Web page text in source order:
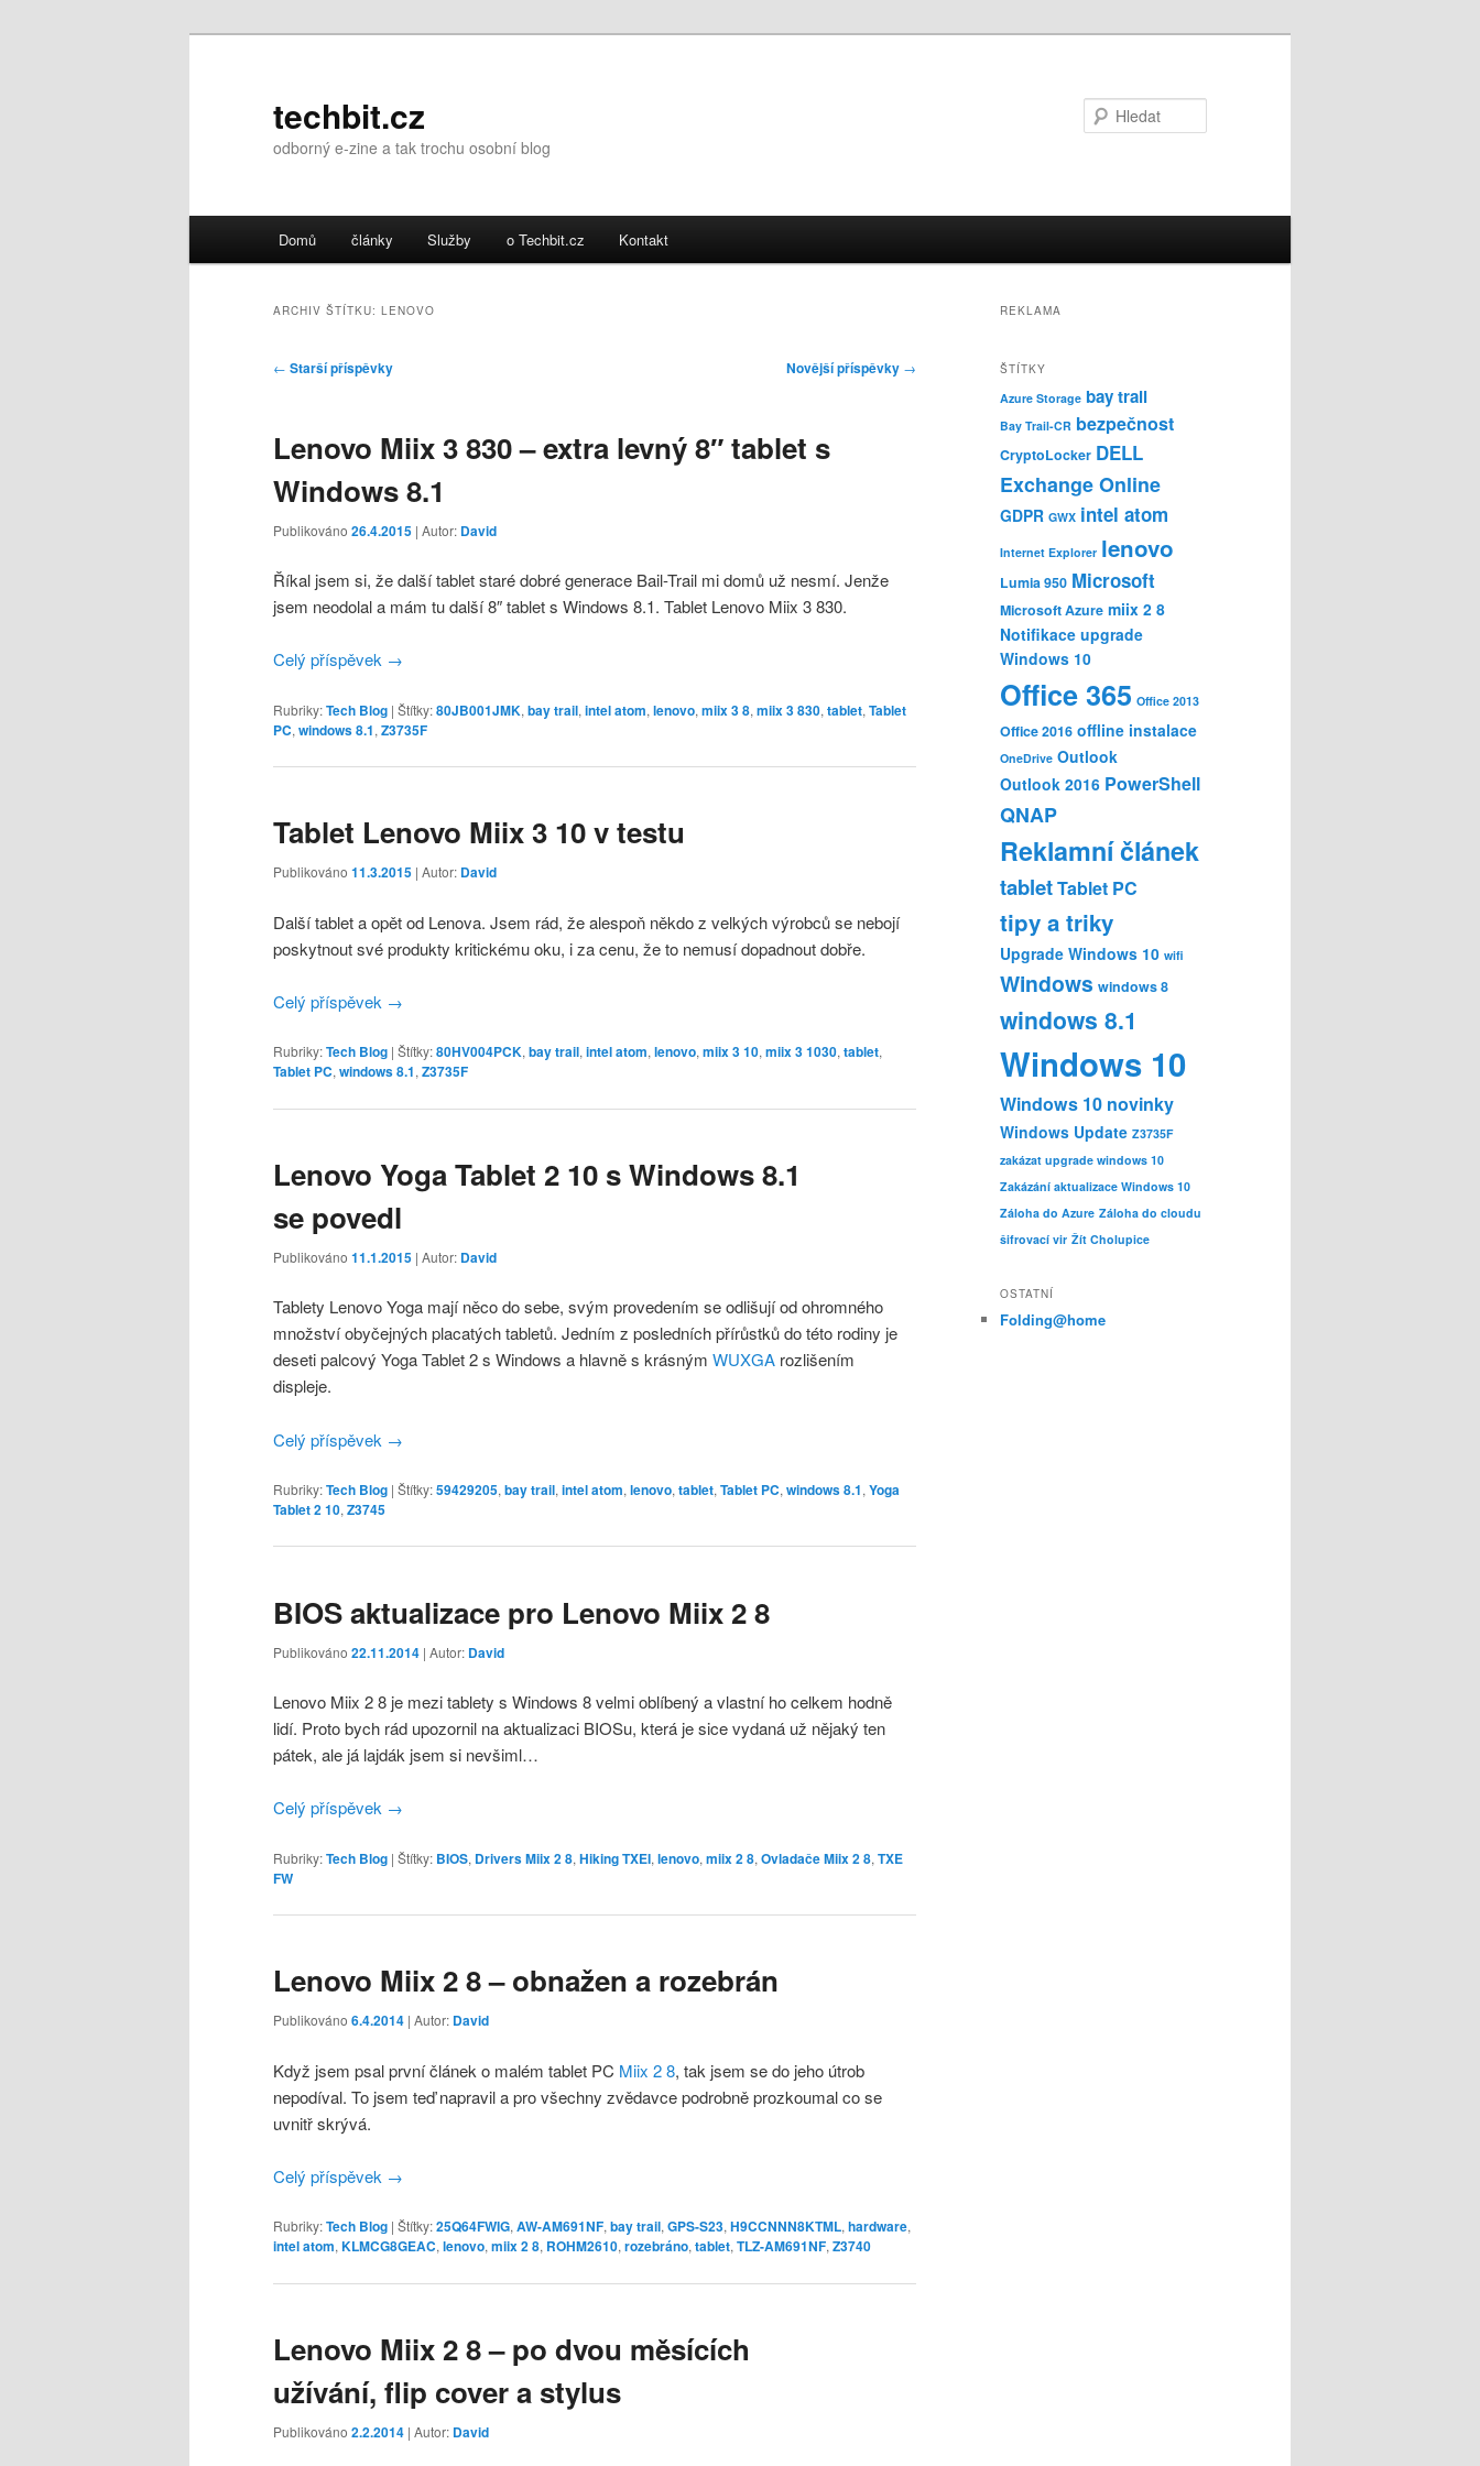
techbit.cz
odborný e-zine a tak trochu osobní blog
Domů články Služby o Techbit.cz Kontakt
ARCHIV ŠTÍTKU: LENOVO
Navigace
← Starší příspěvky Novější příspěvky →
Lenovo Miix 3 830 – extra levný 8″ tablet s
Windows 8.1
Publikováno 26.4.2015 | Autor: David
Říkal jsem si, že další tablet staré dobré generace Bail-Trail mi domů už nesmí. Jenže
jsem neodolal a mám tu další 8″ tablet s Windows 8.1. Tablet Lenovo Miix 3 830.
Celý příspěvek →
Rubriky:Tech Blog | Štítky:80JB001JMK, bay trail, intel atom, lenovo, miix 3 8, miix 3 830, tablet, Tablet
PC, windows 8.1, Z3735F
Tablet Lenovo Miix 3 10 v testu
Publikováno 11.3.2015 | Autor: David
Další tablet a opět od Lenova. Jsem rád, že alespoň někdo z velkých výrobců se nebojí
poskytnout své produkty kritickému oku, i za cenu, že to nemusí dopadnout dobře.
Celý příspěvek →
Rubriky:Tech Blog | Štítky:80HV004PCK, bay trail, intel atom, lenovo, miix 3 10, miix 3 1030, tablet,
Tablet PC, windows 8.1, Z3735F
Lenovo Yoga Tablet 2 10 s Windows 8.1
se povedl
Publikováno 11.1.2015 | Autor: David
Tablety Lenovo Yoga mají něco do sebe, svým provedením se odlišují od ohromného
množství obyčejných placatých tabletů. Jedním z posledních přírůstků do této rodiny je
deseti palcový Yoga Tablet 2 s Windows a hlavně s krásným WUXGA rozlišením
displeje.
Celý příspěvek →
Rubriky:Tech Blog | Štítky:59429205, bay trail, intel atom, lenovo, tablet, Tablet PC, windows 8.1, Yoga
Tablet 2 10, Z3745
BIOS aktualizace pro Lenovo Miix 2 8
Publikováno 22.11.2014 | Autor: David
Lenovo Miix 2 8 je mezi tablety s Windows 8 velmi oblíbený a vlastní ho celkem hodně
lidí. Proto bych rád upozornil na aktualizaci BIOSu, která je sice vydaná už nějaký ten
pátek, ale já lajdák jsem si nevšiml…
Celý příspěvek →
Rubriky:Tech Blog | Štítky: BIOS, Drivers Miix 2 8, Hiking TXEI, lenovo, miix 2 8, Ovladače Miix 2 8, TXE
FW
Lenovo Miix 2 8 – obnažen a rozebrán
Publikováno 6.4.2014 | Autor: David
Když jsem psal první článek o malém tablet PC Miix 2 8, tak jsem se do jeho útrob
nepodíval. To jsem teď napravil a pro všechny zvědavce podrobně prozkoumal co se
uvnitř skrývá.
Celý příspěvek →
Rubriky:Tech Blog | Štítky:25Q64FWIG, AW-AM691NF, bay trail, GPS-S23, H9CCNNN8KTML, hardware,
intel atom, KLMCG8GEAC, lenovo, miix 2 8, ROHM2610, rozebráno, tablet, TLZ-AM691NF, Z3740
Lenovo Miix 2 8 – po dvou měsících
užívání, flip cover a stylus
Publikováno 2.2.2014 | Autor: David
REKLAMA
ŠTÍTKY
Azure Storage bay trail
Bay Trail-CR bezpečnost
CryptoLocker DELL
Exchange Online
GDPR GWX intel atom
Internet Explorer lenovo
Lumia 950 Microsoft
Microsoft Azure miix 2 8
Notifikace upgrade
Windows 10
Office 365 Office 2013
Office 2016 offline instalace
OneDrive Outlook
Outlook 2016 PowerShell
QNAP
Reklamní článek
tabletTablet PC
tipy a triky
Upgrade Windows 10 wifi
Windows windows 8
windows 8.1
Windows 10
Windows 10 novinky
Windows Update Z3735F
zakázat upgrade windows 10
Zakázání aktualizace Windows 10
Záloha do Azure Záloha do cloudu
šifrovací vir Žít Cholupice
OSTATNÍ
Folding@home